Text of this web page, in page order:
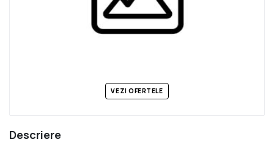
VEZI OFERTELE
Descriere